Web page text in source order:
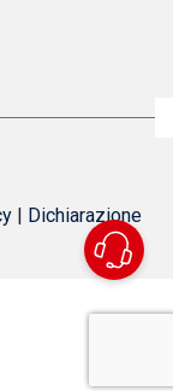
| Dichiarazione